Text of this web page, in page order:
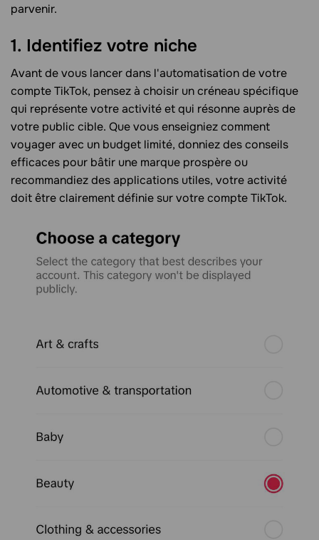
parvenir.
1. Identifiez votre niche
Avant de vous lancer dans l'automatisation de votre
compte TikTok, pensez à choisir un créneau spécifique
qui représente votre activité et qui résonne auprès de
votre public cible. Que vous enseigniez comment
voyager avec un budget limité, donniez des conseils
efficaces pour bâtir une marque prospère ou
recommandiez des applications utiles, votre activité
doit être clairement définie sur votre compte TikTok.